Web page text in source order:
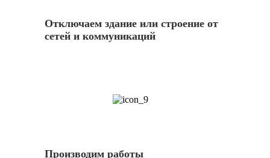
Отключаем здание или строение от
сетей и коммуникаций
Производим работы